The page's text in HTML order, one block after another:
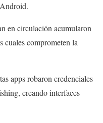
en circulación acumularon
cuales comprometen la
apps robaron credenciales
creando interfaces